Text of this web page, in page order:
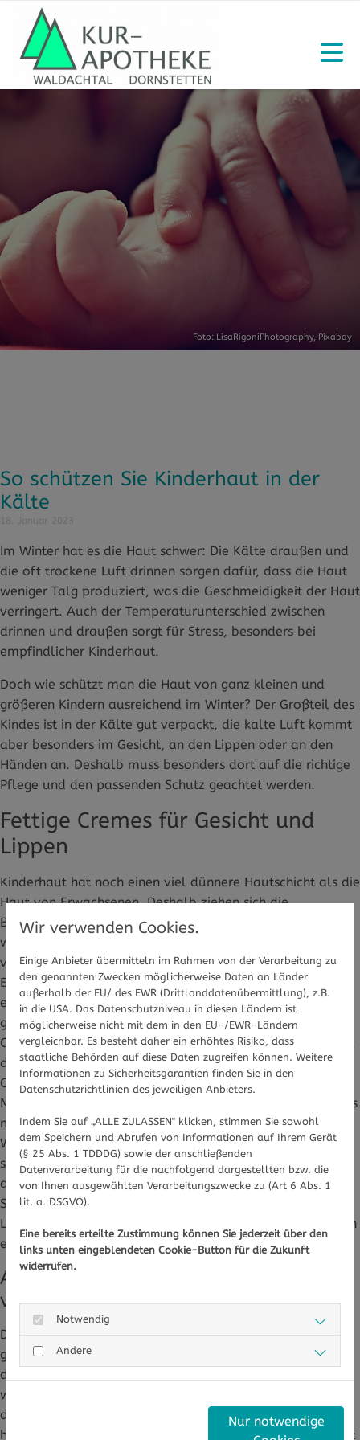
Foto: LisaRigoniPhotography, Pixabay
So schützen Sie Kinderhaut in der
Kälte
Im Winter hat es die Haut schwer: Die Kälte draußen und
die oft trockene Luft drinnen sorgen dafür, dass die Haut
weniger Talg produziert, was die Geschmeidigkeit der Haut
verringert. Auch der Temperaturunterschied zwischen
drinnen und draußen sorgt für Stress, besonders bei
empfindlicher Kinderhaut.
Doch wie schützt man die Haut von ganz kleinen und
größeren Kindern ausreichend im Winter? Der Großteil des
Kindes ist in der Kälte gut verpackt, die kalte Luft kommt
aber besonders im Gesicht, an den Lippen oder an den
Händen an. Deshalb muss besonders dort auf die richtige
Pflege und den passenden Schutz geachtet werden.
Fettige Cremes für Gesicht und
Lippen
Kinderhaut hat noch einen viel dünnere Hautschicht als die
Haut von Erwachsenen. Deshalb ziehen sich die
Blutgefäße darin bei Kälte schneller zusammen, die Haut
wird schlechter durchblutet, sie produziert nicht mehr so
viel Talg, die Feuchtigkeit nimmt ab. Deshalb sollten
Eltern jetzt besonders darauf achten, dass das Kind gut
eingecremt wird. Doch welche Inhaltsstoffe sollte eine
gute Creme für Kinder im Winter haben? Ganz wichtig: Die
Cremes sollten fettig sein. Denn je mehr Fett enthalten ist,
desto besser schirmt sie die Haut vor der Kälte ab. In
Cremes für Kinder sind oft natürliche Öle von Nachtkerze,
Mandeln oder Sesam enthalten. Außerdem gibt es Cremes
mit Wollwachs oder Bienenwachs, die als Wind- und
Wetter-Cremes angeboten werden. Für die Lippen eignen
sich Lippenfettstifte, die auch speziell für Kinder
angeboten werden. Am besten haben die Eltern diese
Stifte immer dabei, denn Kinder lecken sich oft über die
Lippen und machen die Lippen durch die Feuchtigkeit noch
empfindlicher, sie reißen dann schnell ein.
Auch den restlichen Körper nicht
vergessen
Doch nicht nur die freien Körperstellen müssen im Winter
gut gepflegt werden. Auch der restliche Körper ist durch
die Kälte und die dicke Kleidung stark belastet. Ein
warmes Bad macht zwar im Winter nach der Kälte
draußen viel Spaß, allerdings sollte das Wasser nie zu
heiß sein, denn dann wird der Haut zusätzlich Feuchtigkeit
Wir verwenden Cookies.
Einige Anbieter übermitteln im Rahmen von der Verarbeitung zu
den genannten Zwecken möglicherweise Daten an Länder
außerhalb der EU/ des EWR (Drittlanddatenübermittlung), z.B.
in die USA. Das Datenschutzniveau in diesen Ländern ist
möglicherweise nicht mit dem in den EU-/EWR-Ländern
vergleichbar. Es besteht daher ein erhöhtes Risiko, dass
staatliche Behörden auf diese Daten zugreifen können. Weitere
Informationen zu Sicherheitsgarantien finden Sie in den
Datenschutzrichtlinien des jeweiligen Anbieters.
Indem Sie auf „ALLE ZULASSEN" klicken, stimmen Sie sowohl
dem Speichern und Abrufen von Informationen auf Ihrem Gerät
(§ 25 Abs. 1 TDDDG) sowie der anschließenden
Datenverarbeitung für die nachfolgend dargestellten bzw. die
von Ihnen ausgewählten Verarbeitungszwecke zu (Art 6 Abs. 1
lit. a. DSGVO).
Eine bereits erteilte Zustimmung können Sie jederzeit über den
links unten eingeblendeten Cookie-Button für die Zukunft
widerrufen.
Notwendig
Andere
Nur notwendige